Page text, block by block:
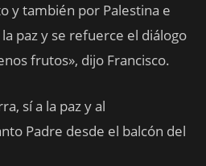
y también por Palestina e
paz y se refuerce el diálogo
frutos», dijo Francisco.
sí a la paz y al
Padre desde el balcón del